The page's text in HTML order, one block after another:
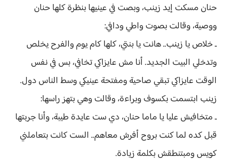
حنان مسكت إيد زينب، وبصت في عينيها بنظرة كلها حنان
ووصية، وقالت بصوت واطي ودافي:
ـ خلاص يا زينب.. هانت يا بنتي، كلها كام يوم والفرح يخلص
وتدخلي البيت الجديد. أنا مش عايزاكي تخافي، بس في نفس
الوقت عايزاكي تبقي صاحية ومفتحة عينيكي وسط الناس دول.
زينب ابتسمت بكسوف وبراءة، وقالت وهي بتهز راسها:
ـ متخافيش عليا يا ماما حنان، دي ست عايدة طيبة، وأنا جربتها
قبل كده لما كنت بروح أفرش معاهم.. الست كانت بتعاملني
كويس ومبتنطقش بكلمة زيادة.